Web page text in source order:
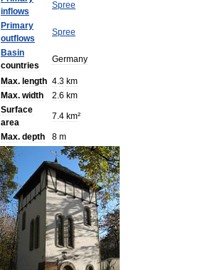
inflows
Spree
Primary
outflows
Spree
Basin
countries
Germany
Max. length 4.3 km
Max. width 2.6 km
Surface
area
7.4 km²
Max. depth 8 m